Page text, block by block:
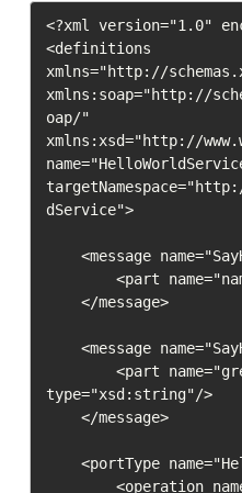
<?xml version="1.0"
<definitions
xmlns="http://
xmlns:soap="http://
oap/"
xmlns:xsd="http://
dService">
type="xsd:string"/>